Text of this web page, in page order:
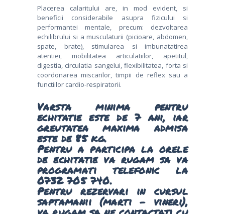
Placerea calaritului are, in mod evident, si
beneficii considerabile asupra fizicului si
performantei mentale, precum: dezvoltarea
echilibrului si a musculaturii (picioare, abdomen,
spate, brate), stimularea si imbunatatirea
atentiei, mobilitatea articulatiilor, apetitul,
digestia, circulatia sangelui, flexibilitatea, forta si
coordonarea miscarilor, timpii de reflex sau a
functiilor cardio-respiratorii.
Varsta minima pentru
echitatie este de 7 ani, iar
greutatea maxima admisa
este de 85 kg.
Pentru a participa la orele
de echitatie va rugam sa va
programati telefonic la
0732 705 740.
Pentru rezervari in cursul
saptamanii (marti – vineri),